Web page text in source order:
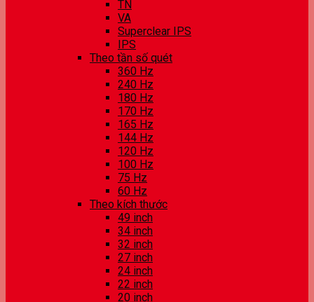
TN
VA
Superclear IPS
IPS
Theo tần số quét
360 Hz
240 Hz
180 Hz
170 Hz
165 Hz
144 Hz
120 Hz
100 Hz
75 Hz
60 Hz
Theo kích thước
49 inch
34 inch
32 inch
27 inch
24 inch
22 inch
20 inch